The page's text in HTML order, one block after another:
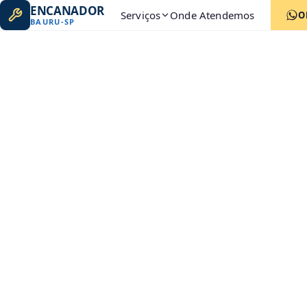
ENCANADOR
BAURU-SP Serviços Onde Atendemos